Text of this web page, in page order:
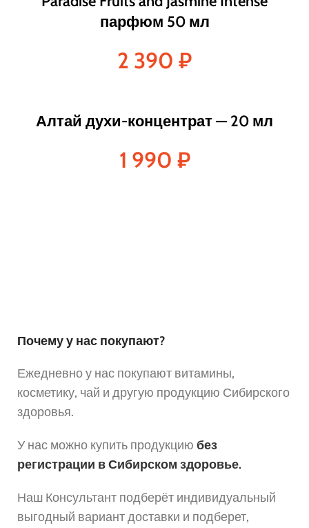
парфюм 50 мл
2 390 ₽
Алтай духи-концентрат — 20 мл
1 990 ₽
Почему у нас покупают?
Ежедневно у нас покупают витамины,
косметику, чай и другую продукцию Сибирского
здоровья.
У нас можно купить продукцию без
регистрации в Сибирском здоровье.
Наш Консультант подберёт индивидуальный
выгодный вариант доставки и подберет,